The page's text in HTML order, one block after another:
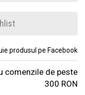
produsul pe Facebook
comenzile de peste
300 RON